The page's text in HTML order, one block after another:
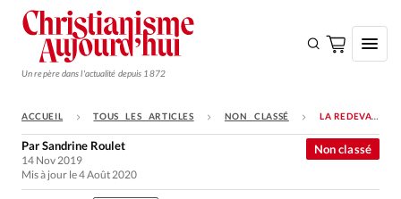
Un repère dans l'actualité depuis 1872
S'ABONNER
Monde
ACCUEIL TOUS LES ARTICLES NON CLASSÉ LA REDEVABILITÉ, BONNE POUR TENIR ET GRANDIR DANS LA FOI
Non classé
ParSandrine Roulet
14 Nov 2019
Mis à jour le 4 Août 2020